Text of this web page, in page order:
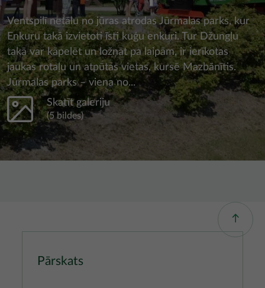
Ventspilī netālu no jūras atrodas Jūrmalas parks, kur
Enkuru takā izvietoti īsti kuģu enkuri. Tur Džungļu
takā var kāpelēt un ložņāt pa laipām, ir ierīkotas
jaukas rotaļu un atpūtas vietas, kursē Mazbānītis.
Jūrmalas parks – viena no...
Skatīt galeriju
(5 bildes)
Pārskats